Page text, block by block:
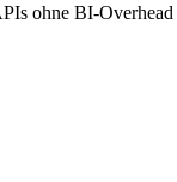
ohne BI-Overhead